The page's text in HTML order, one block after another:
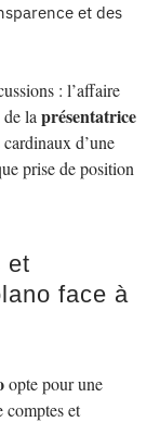
et des
: l’affaire
la présentatrice
d’une
prise de position
et
face à
opte pour une
comptes et